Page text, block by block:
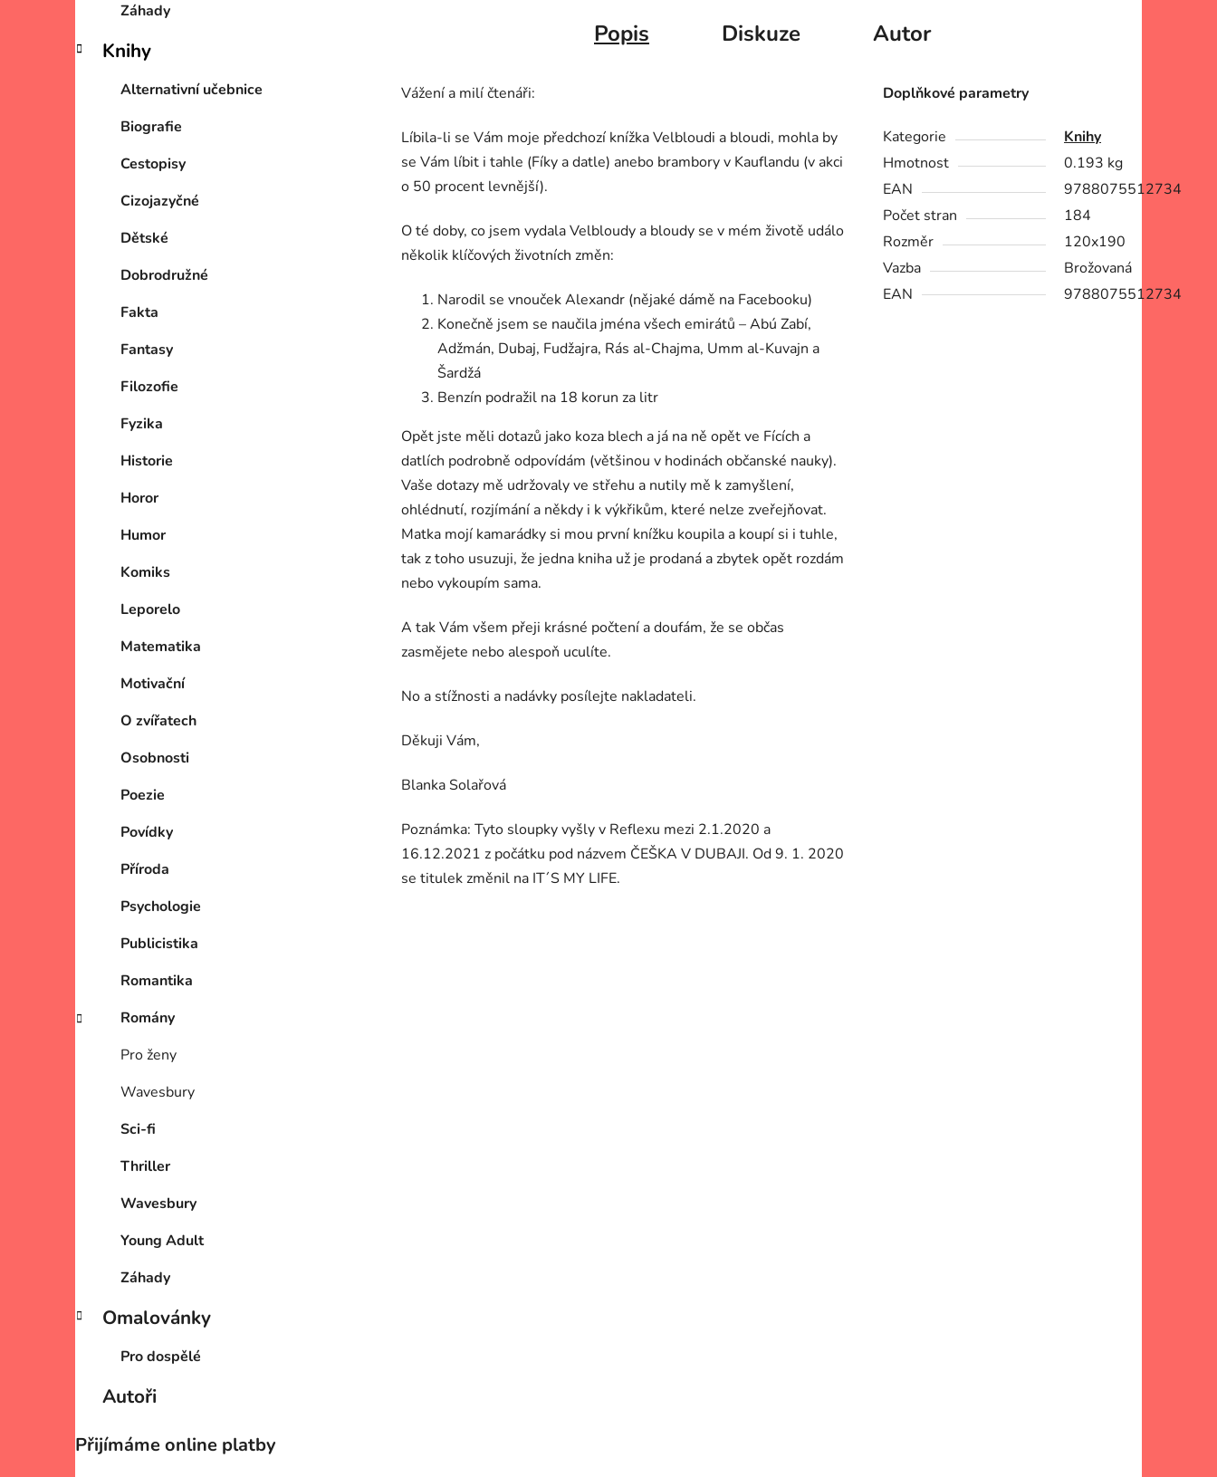
Záhady
Knihy
Alternativní učebnice
Biografie
Cestopisy
Cizojazyčné
Dětské
Dobrodružné
Fakta
Fantasy
Filozofie
Fyzika
Historie
Horor
Humor
Komiks
Leporelo
Matematika
Motivační
O zvířatech
Osobnosti
Poezie
Povídky
Příroda
Psychologie
Publicistika
Romantika
Romány
Pro ženy
Wavesbury
Sci-fi
Thriller
Wavesbury
Young Adult
Záhady
Omalovánky
Pro dospělé
Autoři
Přijímáme online platby
Popis Diskuze Autor
Vážení a milí čtenáři:
Líbila-li se Vám moje předchozí knížka Velbloudi a bloudi, mohla by
se Vám líbit i tahle (Fíky a datle) anebo brambory v Kauflandu (v akci
o 50 procent levnější).
O té doby, co jsem vydala Velbloudy a bloudy se v mém životě událo
několik klíčových životních změn:
Narodil se vnouček Alexandr (nějaké dámě na Facebooku)
Konečně jsem se naučila jména všech emirátů – Abú Zabí,
Adžmán, Dubaj, Fudžajra, Rás al-Chajma, Umm al-Kuvajn a
Šardžá
Benzín podražil na 18 korun za litr
Opět jste měli dotazů jako koza blech a já na ně opět ve Fících a
datlích podrobně odpovídám (většinou v hodinách občanské nauky).
Vaše dotazy mě udržovaly ve střehu a nutily mě k zamyšlení,
ohlédnutí, rozjímání a někdy i k výkřikům, které nelze zveřejňovat.
Matka mojí kamarádky si mou první knížku koupila a koupí si i tuhle,
tak z toho usuzuji, že jedna kniha už je prodaná a zbytek opět rozdám
nebo vykoupím sama.
A tak Vám všem přeji krásné počtení a doufám, že se občas
zasmějete nebo alespoň uculíte.
No a stížnosti a nadávky posílejte nakladateli.
Děkuji Vám,
Blanka Solařová
Poznámka: Tyto sloupky vyšly v Reflexu mezi 2.1.2020 a
16.12.2021 z počátku pod názvem ČEŠKA V DUBAJI. Od 9. 1. 2020
se titulek změnil na IT´S MY LIFE.
Doplňkové parametry
Kategorie
Knihy
Hmotnost
0.193 kg
EAN
9788075512734
Počet stran
184
Rozměr
120x190
Vazba
Brožovaná
EAN
9788075512734